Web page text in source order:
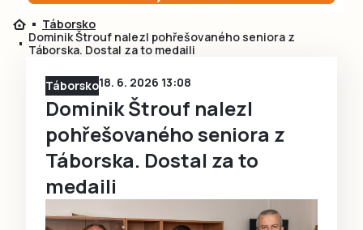
Táborsko
Dominik Štrouf nalezl pohřešovaného seniora z
Táborska. Dostal za to medaili
Táborsko18. 6. 2026 13:08
Dominik Štrouf nalezl
pohřešovaného seniora z
Táborska. Dostal za to
medaili